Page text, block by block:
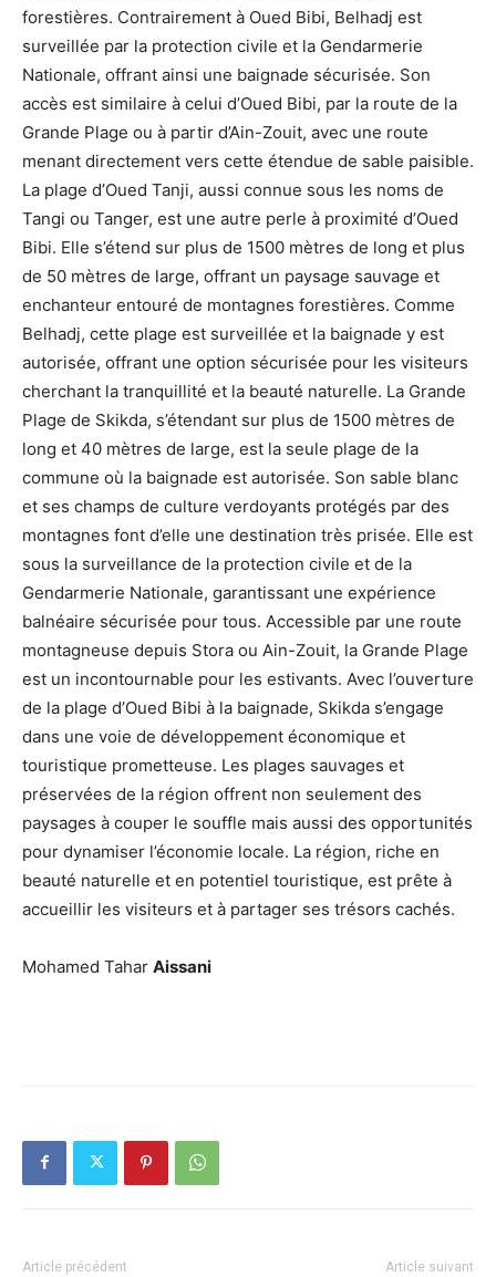
forestières. Contrairement à Oued Bibi, Belhadj est
surveillée par la protection civile et la Gendarmerie
Nationale, offrant ainsi une baignade sécurisée. Son
accès est similaire à celui d’Oued Bibi, par la route de la
Grande Plage ou à partir d’Ain-Zouit, avec une route
menant directement vers cette étendue de sable paisible.
La plage d’Oued Tanji, aussi connue sous les noms de
Tangi ou Tanger, est une autre perle à proximité d’Oued
Bibi. Elle s’étend sur plus de 1500 mètres de long et plus
de 50 mètres de large, offrant un paysage sauvage et
enchanteur entouré de montagnes forestières. Comme
Belhadj, cette plage est surveillée et la baignade y est
autorisée, offrant une option sécurisée pour les visiteurs
cherchant la tranquillité et la beauté naturelle. La Grande
Plage de Skikda, s’étendant sur plus de 1500 mètres de
long et 40 mètres de large, est la seule plage de la
commune où la baignade est autorisée. Son sable blanc
et ses champs de culture verdoyants protégés par des
montagnes font d’elle une destination très prisée. Elle est
sous la surveillance de la protection civile et de la
Gendarmerie Nationale, garantissant une expérience
balnéaire sécurisée pour tous. Accessible par une route
montagneuse depuis Stora ou Ain-Zouit, la Grande Plage
est un incontournable pour les estivants. Avec l’ouverture
de la plage d’Oued Bibi à la baignade, Skikda s’engage
dans une voie de développement économique et
touristique prometteuse. Les plages sauvages et
préservées de la région offrent non seulement des
paysages à couper le souffle mais aussi des opportunités
pour dynamiser l’économie locale. La région, riche en
beauté naturelle et en potentiel touristique, est prête à
accueillir les visiteurs et à partager ses trésors cachés.
Mohamed Tahar Aissani
Article précédent Article suivant